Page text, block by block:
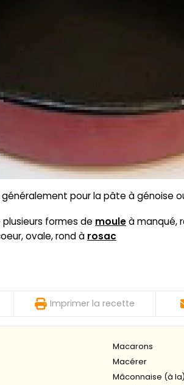
pour la pâte à génoise
plusieurs formes de mouleà manqué,
ovale, rond à rosac
Imprimer la recette
Macarons
Macérer
Mâconnaise (à la)